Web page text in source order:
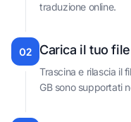
traduzione online.
02 Carica il tuo
Trascina e rilascia il
GB sono supportati